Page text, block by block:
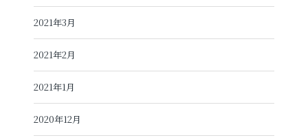
2021年3月
2021年2月
2021年1月
2020年12月